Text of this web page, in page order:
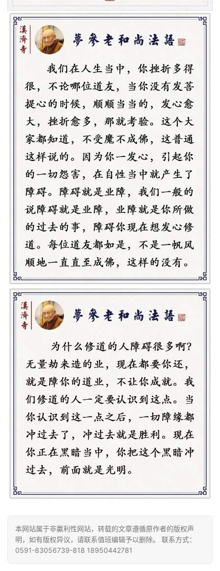
乐
菩
视
频
免
责
登录 注册
本网站属于非赢利性网站，转载的文章遵循原作者的版权声
明，如有版权异议，请联系值班编辑予以删除。 联系方式：
0591-83056739-818 18950442781